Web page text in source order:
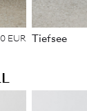
EUR Tiefsee